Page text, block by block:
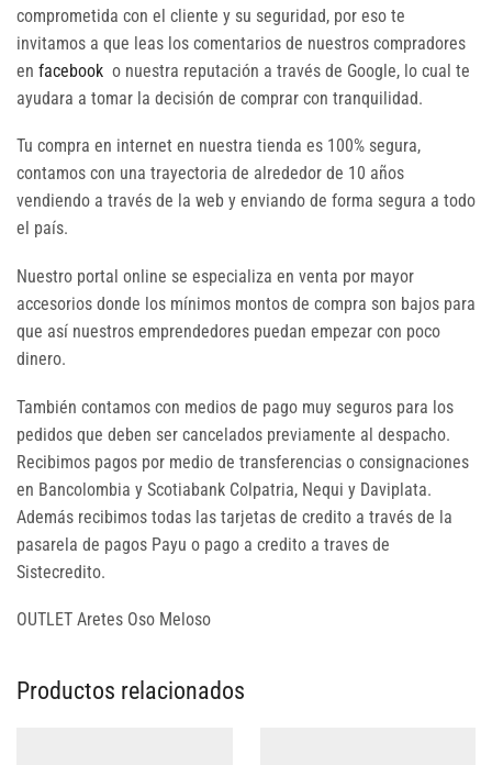
comprometida con el cliente y su seguridad, por eso te
invitamos a que leas los comentarios de nuestros compradores
en facebook o nuestra reputación a través de Google, lo cual te
ayudara a tomar la decisión de comprar con tranquilidad.
Tu compra en internet en nuestra tienda es 100% segura,
contamos con una trayectoria de alrededor de 10 años
vendiendo a través de la web y enviando de forma segura a todo
el país.
Nuestro portal online se especializa en venta por mayor
accesorios donde los mínimos montos de compra son bajos para
que así nuestros emprendedores puedan empezar con poco
dinero.
También contamos con medios de pago muy seguros para los
pedidos que deben ser cancelados previamente al despacho.
Recibimos pagos por medio de transferencias o consignaciones
en Bancolombia y Scotiabank Colpatria, Nequi y Daviplata.
Además recibimos todas las tarjetas de credito a través de la
pasarela de pagos Payu o pago a credito a traves de
Sistecredito.
OUTLET Aretes Oso Meloso
Productos relacionados